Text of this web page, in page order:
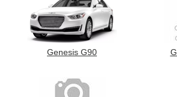
Genesis G90